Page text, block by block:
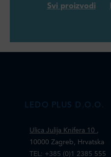
Svi proizvodi
LEDO PLUS D.O.O.
Ulica Julija Knifera 10 ,
10000 Zagreb, Hrvatska
TEL: +385 (0)1 2385 555